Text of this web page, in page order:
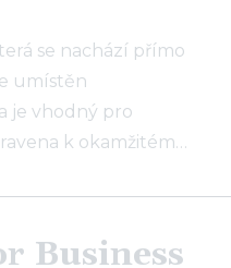
se nachází přímo
umístěn
je vhodný pro
k okamžitém…
Business